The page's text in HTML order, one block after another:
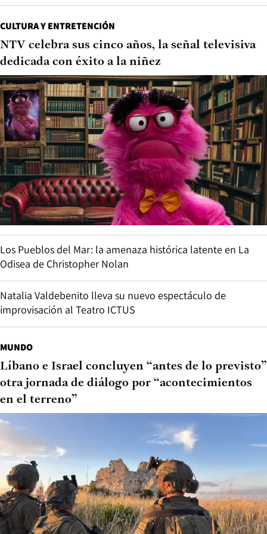
CULTURA Y ENTRETENCIÓN
NTV celebra sus cinco años, la señal televisiva
dedicada con éxito a la niñez
Los Pueblos del Mar: la amenaza histórica latente en La
Odisea de Christopher Nolan
Natalia Valdebenito lleva su nuevo espectáculo de
improvisación al Teatro ICTUS
MUNDO
Líbano e Israel concluyen “antes de lo previsto”
otra jornada de diálogo por “acontecimientos
en el terreno”